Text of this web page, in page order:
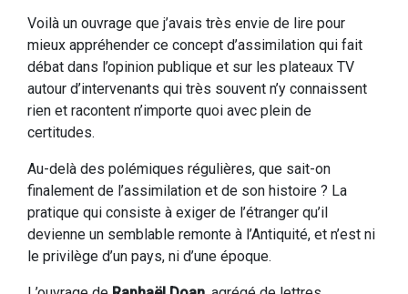
Voilà un ouvrage que j’avais très envie de lire pour
mieux appréhender ce concept d’assimilation qui fait
débat dans l’opinion publique et sur les plateaux TV
autour d’intervenants qui très souvent n’y connaissent
rien et racontent n’importe quoi avec plein de
certitudes.
Au-delà des polémiques régulières, que sait-on
finalement de l’assimilation et de son histoire ? La
pratique qui consiste à exiger de l’étranger qu’il
devienne un semblable remonte à l’Antiquité, et n’est ni
le privilège d’un pays, ni d’une époque.